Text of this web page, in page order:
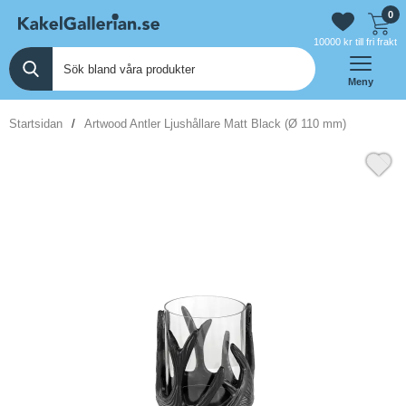
0
10000 kr till fri frakt
Meny
Startsidan Artwood Antler Ljushållare Matt Black (Ø 110 mm)